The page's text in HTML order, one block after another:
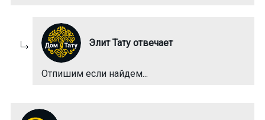
Элит Тату отвечает
Отпишим если найдем...